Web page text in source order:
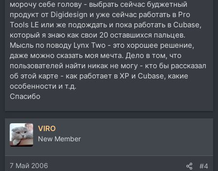
морочу себе голову - выбрать сейчас буджетный
продукт от Digidesign и уже сейчас работать в Pro
Tools LE или же подождать и пока работать в Cubase,
который я знаю как свои 20 оставшихся пальцев.
Мысль по поводу Lynx Two - это хорошее решение,
даже можно сказать моя мечта. Дело в том, что
пользователей найти никак не могу - кто бы рассказал
об этой карте - как работает в XP и Cubase, какие
особенности и т.д.
Спасибо
VIRO
New Member
7 Май 2006 #4